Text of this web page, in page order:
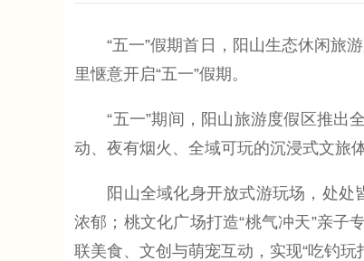
“五一”假期首日，阳山生态休闲旅游
里惬意开启“五一”假期。
“五一”期间，阳山旅游度假区推出全
动、夜有烟火、全域可玩的沉浸式文旅
阳山全域化身开放式游玩场，处处皆
浓郁；桃文化广场打造“桃气冲天”亲
联美食、文创与萌宠互动，实现“吃钓玩